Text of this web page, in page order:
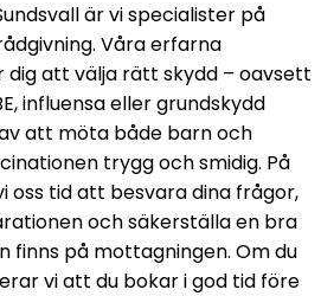
är vi specialister på
Våra erfarna
dig att välja rätt skydd – oavsett
influensa eller grundskydd
att möta både barn och
trygg och smidig. På
oss tid att besvara dina frågor,
och säkerställa en bra
finns på mottagningen. Om du
vi att du bokar i god tid före